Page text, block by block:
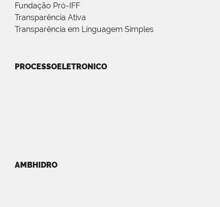
Fundação Pró-IFF
Transparência Ativa
Transparência em Linguagem Simples
PROCESSOELETRONICO
AMBHIDRO